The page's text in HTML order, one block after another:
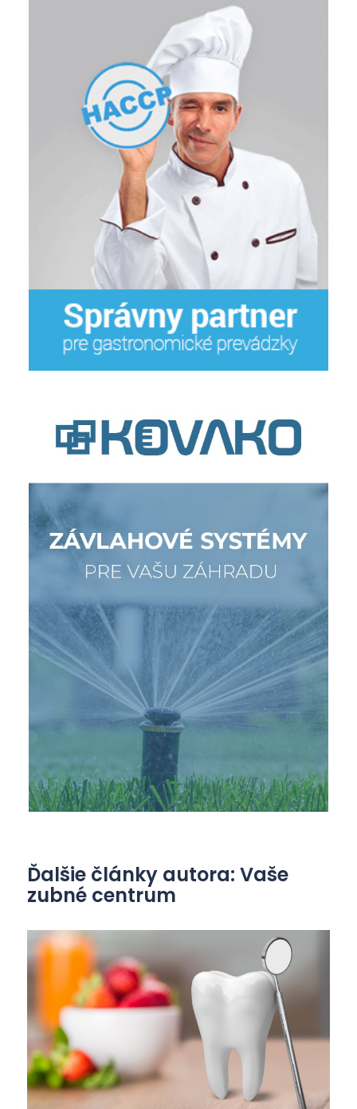
Ďalšie články autora: Vaše
zubné centrum